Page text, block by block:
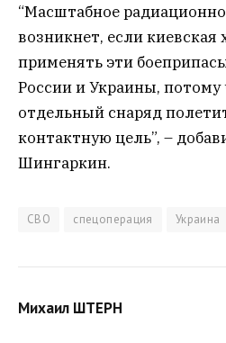
“Масштабное
возникнет, если киевская
применять эти
России и Украины,
отдельный снаряд
контактную цель”, –
Шингаркин.
СВО спецоперация Украина
Михаил ШТЕРН